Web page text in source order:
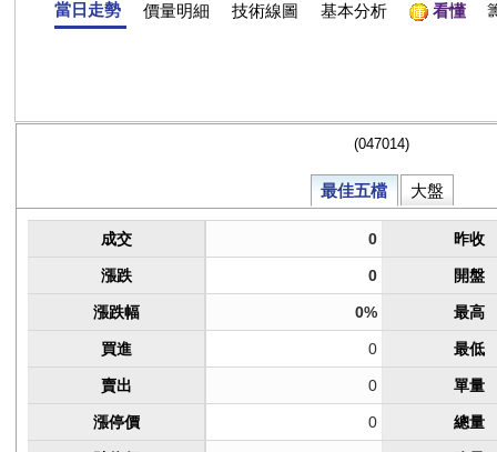
當日走勢 價量明細 技術線圖 基本分析 看懂